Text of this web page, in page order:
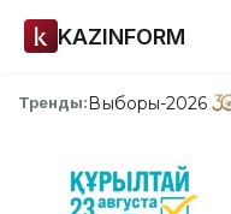
KAZINFORM
Тренды:Выборы-2026